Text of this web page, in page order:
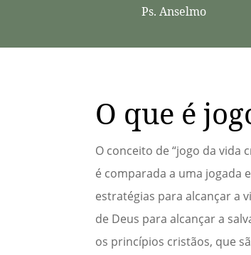
Ps. Anselmo
O que é
O conceito de “jogo da vida
é comparada a uma jogada
estratégias para alcançar a
de Deus para alcançar a
os princípios cristãos, que